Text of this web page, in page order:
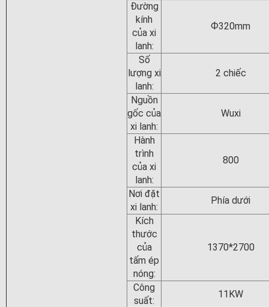
Đường
kính
của xi
lanh:
Ф320mm
Số
lượng xi
lanh:
2 chiếc
Nguồn
gốc của
xi lanh:
Wuxi
Hành
trình
của xi
lanh:
800
Nơi đặt
xi lanh:
Phía dưới
Kích
thước
của
tấm ép
nóng:
1370*2700
Công
suất:
11KW